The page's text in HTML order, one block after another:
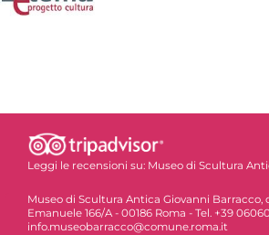
Leggi le recensioni su: Museo di Scultura
Museo di Scultura Antica Giovanni Barracco,
Emanuele 166/A - 00186 Roma - Tel. +39
info.museobarracco@comune.roma.it